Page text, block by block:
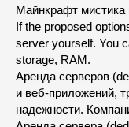
Майнкрафт мистика
If the proposed
server yourself. You
storage, RAM.
Аренда серверов
и веб-приложений,
надежности.